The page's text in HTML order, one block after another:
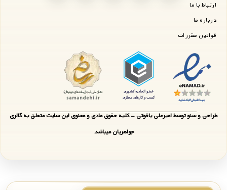
ارتباط با ما
درباره ما
قوانین مقررات
طراحی و سئو توسط امیرعلی یاقوتی - کلیه حقوق مادی و معنوی این سایت متعلق به گالری
جواهریان میباشد.